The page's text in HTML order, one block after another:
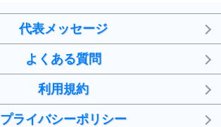
代表メッセージ
よくある質問
利用規約
プライバシーポリシー